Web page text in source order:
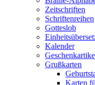
Druckerei
gGmbH
Zeitschriften
Schriftenreihen
Gotteslob
Kalender
Grußkarten
Karten